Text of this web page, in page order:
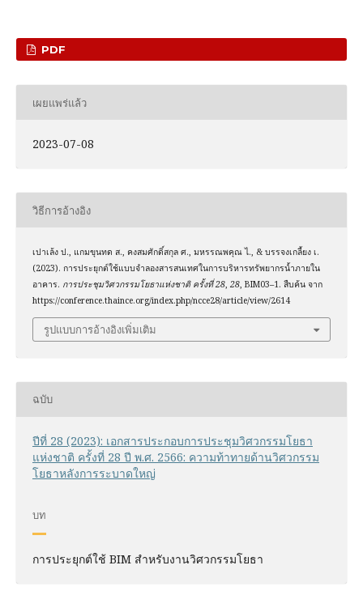
PDF
เผยแพร่แล้ว
2023-07-08
วิธีการอ้างอิง
เปาเล้ง ป., แกมขุนทด ส., คงสมศักดิ์สกุล ศ., มหรรณพคุณ ไ., & บรรจงเกลี้ยง เ.
(2023). การประยุกต์ใช้แบบจำลองสารสนเทศในการบริหารทรัพยากรน้ำภายใน
อาคาร. การประชุมวิศวกรรมโยธาแห่งชาติ ครั้งที่ 28, 28, BIM03–1. สืบค้น จาก
https://conference.thaince.org/index.php/ncce28/article/view/2614
รูปแบบการอ้างอิงเพิ่มเติม
ฉบับ
ปีที่ 28 (2023): เอกสารประกอบการประชุมวิศวกรรมโยธา
แห่งชาติ ครั้งที่ 28 ปี พ.ศ. 2566: ความท้าทายด้านวิศวกรรม
โยธาหลังการระบาดใหญ่
บท
การประยุกต์ใช้ BIM สำหรับงานวิศวกรรมโยธา